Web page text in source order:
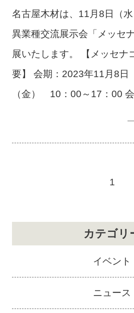
カテゴリ
イベント
ニュース
名古屋木材は、11月8日（
異業種交流展示会「メッセ
展いたします。 【メッセ
要】 会期：2023年11月8日
（金） 10：00～17：00
1